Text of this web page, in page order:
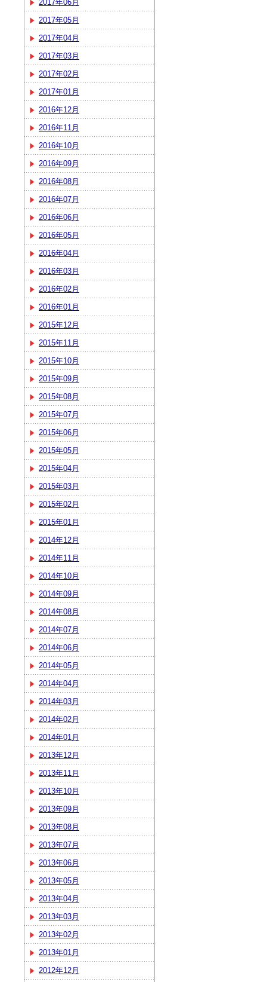
2017年06月
2017年05月
2017年04月
2017年03月
2017年02月
2017年01月
2016年12月
2016年11月
2016年10月
2016年09月
2016年08月
2016年07月
2016年06月
2016年05月
2016年04月
2016年03月
2016年02月
2016年01月
2015年12月
2015年11月
2015年10月
2015年09月
2015年08月
2015年07月
2015年06月
2015年05月
2015年04月
2015年03月
2015年02月
2015年01月
2014年12月
2014年11月
2014年10月
2014年09月
2014年08月
2014年07月
2014年06月
2014年05月
2014年04月
2014年03月
2014年02月
2014年01月
2013年12月
2013年11月
2013年10月
2013年09月
2013年08月
2013年07月
2013年06月
2013年05月
2013年04月
2013年03月
2013年02月
2013年01月
2012年12月